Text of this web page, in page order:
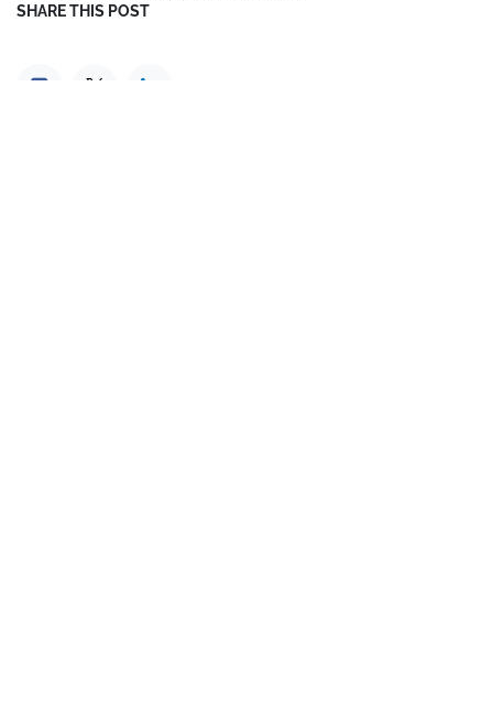
SHARE THIS POST